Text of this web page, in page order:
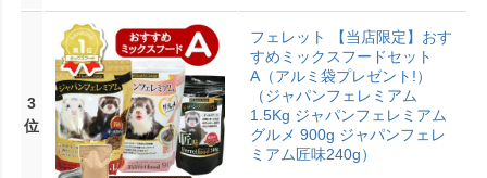
3
位
フェレット 【当店限定】おす
すめミックスフードセット
A（アルミ袋プレゼント!）
（ジャパンフェレミアム
1.5Kg ジャパンフェレミアム
グルメ 900g ジャパンフェレ
ミアム匠味240g）